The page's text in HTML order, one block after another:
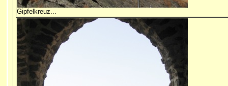
Gipfelkreuz...